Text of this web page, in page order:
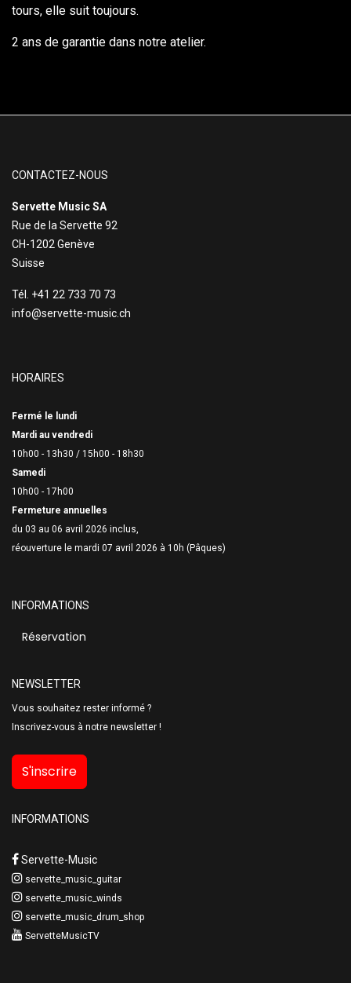
tours, elle suit toujours.
2 ans de garantie dans notre atelier.
CONTACTEZ-NOUS
Servette Music SA
Rue de la Servette 92
CH-1202 Genève
Suisse
Tél. +41 22 733 70 73
info@servette-music.ch
HORAIRES
Fermé le lundi
Mardi au vendredi
10h00 - 13h30 / 15h00 - 18h30
Samedi
10h00 - 17h00
Fermeture annuelles
du 03 au 06 avril 2026 inclus,
réouverture le mardi 07 avril 2026 à 10h (Pâques)
INFORMATIONS
Réservation
NEWSLETTER
Vous souhaitez rester informé ?
Inscrivez-vous à notre newsletter !
S'inscrire
INFORMATIONS
Servette-Music
servette_music_guitar
servette_music_winds
servette_music_drum_shop
ServetteMusicTV